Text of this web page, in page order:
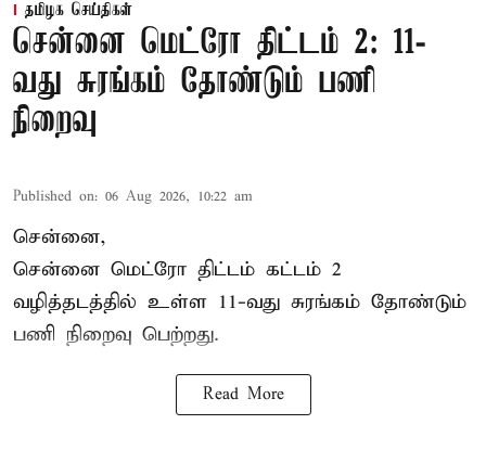
தமிழக செய்திகள்
சென்னை மெட்ரோ திட்டம் 2: 11-
வது சுரங்கம் தோண்டும் பணி
நிறைவு
Published on: 06 Aug 2026, 10:22 am
சென்னை,
சென்னை மெட்ரோ திட்டம் கட்டம் 2
வழித்தடத்தில் உள்ள 11-வது சுரங்கம் தோண்டும்
பணி நிறைவு பெற்றது.
Read More